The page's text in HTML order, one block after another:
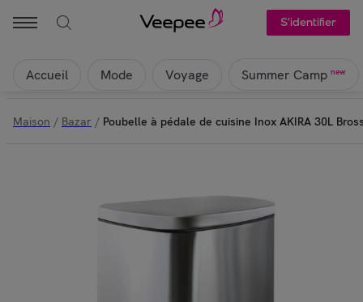
S'identifier
Accueil Mode Voyage Summer Camp new
Maison / Bazar / Poubelle à pédale de cuisine Inox AKIRA 30L